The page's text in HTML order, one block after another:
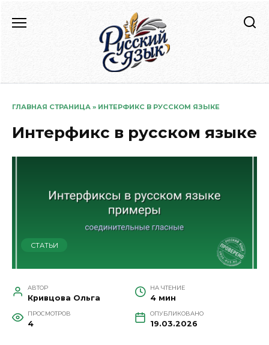
содержанию
ГЛАВНАЯ СТРАНИЦА » ИНТЕРФИКС В РУССКОМ ЯЗЫКЕ
Интерфикс в русском языке
СТАТЬИ
АВТОР
Кривцова Ольга
НА ЧТЕНИЕ
4 мин
ПРОСМОТРОВ
4
ОПУБЛИКОВАНО
19.03.2026